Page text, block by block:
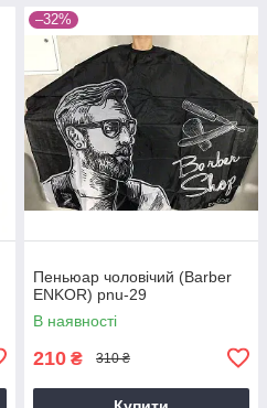
–32%
Пеньюар чоловічий (Barber
ENKOR) pnu-29
В наявності
210 ₴ 310 ₴